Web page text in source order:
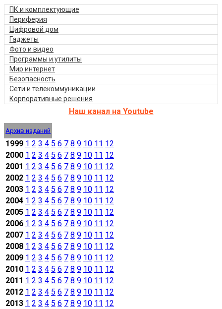
ПК и комплектующие
Периферия
Цифровой дом
Гаджеты
Фото и видео
Программы и утилиты
Мир интернет
Безопасность
Сети и телекоммуникации
Корпоративные решения
Наш канал на Youtube
Архив изданий
1999 1 2 3 4 5 6 7 8 9 10 11 12
2000 1 2 3 4 5 6 7 8 9 10 11 12
2001 1 2 3 4 5 6 7 8 9 10 11 12
2002 1 2 3 4 5 6 7 8 9 10 11 12
2003 1 2 3 4 5 6 7 8 9 10 11 12
2004 1 2 3 4 5 6 7 8 9 10 11 12
2005 1 2 3 4 5 6 7 8 9 10 11 12
2006 1 2 3 4 5 6 7 8 9 10 11 12
2007 1 2 3 4 5 6 7 8 9 10 11 12
2008 1 2 3 4 5 6 7 8 9 10 11 12
2009 1 2 3 4 5 6 7 8 9 10 11 12
2010 1 2 3 4 5 6 7 8 9 10 11 12
2011 1 2 3 4 5 6 7 8 9 10 11 12
2012 1 2 3 4 5 6 7 8 9 10 11 12
2013 1 2 3 4 5 6 7 8 9 10 11 12